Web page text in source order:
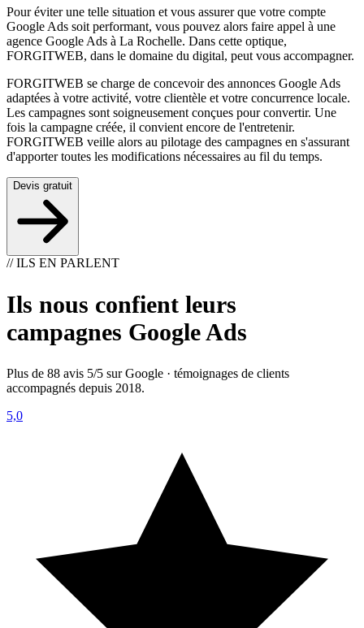
Pour éviter une telle situation et vous assurer que votre compte
Google Ads soit performant, vous pouvez alors faire appel à une
agence Google Ads à La Rochelle. Dans cette optique,
FORGITWEB, dans le domaine du digital, peut vous accompagner.
FORGITWEB se charge de concevoir des annonces Google Ads
adaptées à votre activité, votre clientèle et votre concurrence locale.
Les campagnes sont soigneusement conçues pour convertir. Une
fois la campagne créée, il convient encore de l'entretenir.
FORGITWEB veille alors au pilotage des campagnes en s'assurant
d'apporter toutes les modifications nécessaires au fil du temps.
Devis gratuit
// ILS EN PARLENT
Ils nous confient leurs
campagnes Google Ads
Plus de 88 avis 5/5 sur Google · témoignages de clients
accompagnés depuis 2018.
5,0